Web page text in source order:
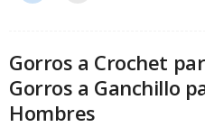
Gorros a Crochet
Gorros a Ganchillo
Hombres